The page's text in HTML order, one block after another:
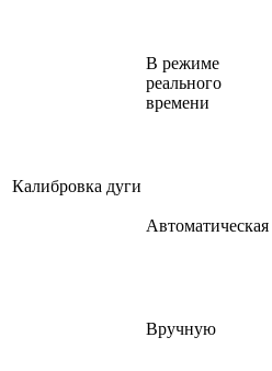
Калибровка дуги
В режиме
реального
времени
Автоматическая
Вручную